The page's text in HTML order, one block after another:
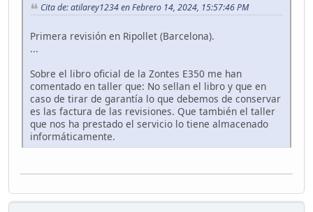
Cita de: atilarey1234 en Febrero 14, 2024, 15:57:46 PM
Primera revisión en Ripollet (Barcelona).
...
Sobre el libro oficial de la Zontes E350 me han
comentado en taller que: No sellan el libro y que en
caso de tirar de garantía lo que debemos de conservar
es las factura de las revisiones. Que también el taller
que nos ha prestado el servicio lo tiene almacenado
informáticamente.